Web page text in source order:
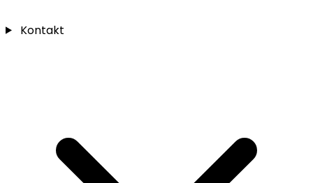
Kontakt